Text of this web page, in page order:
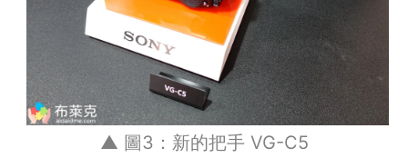
▲ 圖3：新的把手 VG-C5